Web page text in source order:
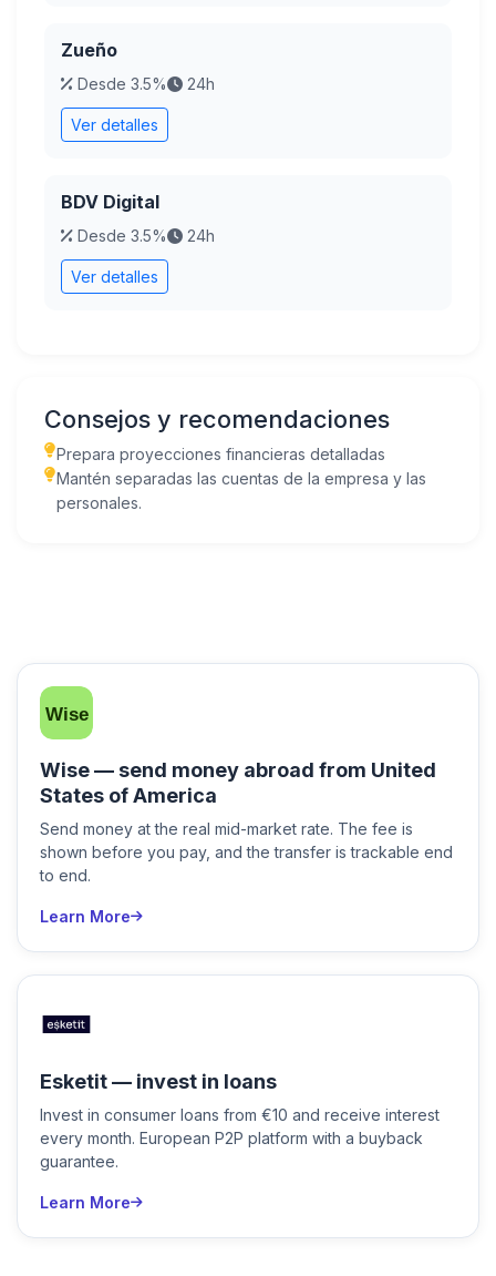
Zueño
Desde 3.5% 24h
Ver detalles
BDV Digital
Desde 3.5% 24h
Ver detalles
Consejos y recomendaciones
Prepara proyecciones financieras detalladas
Mantén separadas las cuentas de la empresa y las
personales.
Wise — send money abroad from United
States of America
Send money at the real mid-market rate. The fee is
shown before you pay, and the transfer is trackable end
to end.
Learn More
Esketit — invest in loans
Invest in consumer loans from €10 and receive interest
every month. European P2P platform with a buyback
guarantee.
Learn More